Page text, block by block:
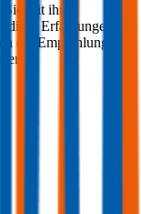
mit ihrer
Erfahrungen
die Empfehlungen